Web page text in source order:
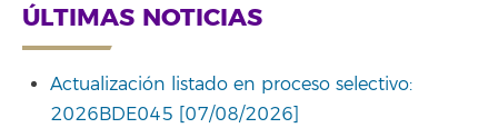
ÚLTIMAS NOTICIAS
Actualización listado en proceso selectivo:
2026BDE045 [07/08/2026]